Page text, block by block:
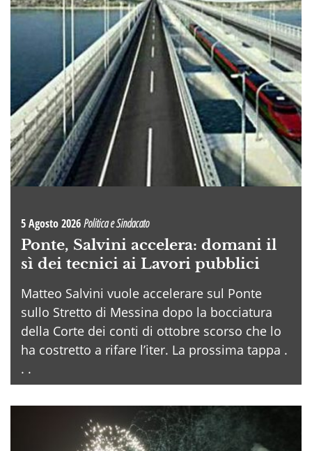
5 Agosto 2026Politica e Sindacato
Ponte, Salvini accelera: domani il
sì dei tecnici ai Lavori pubblici
Matteo Salvini vuole accelerare sul Ponte
sullo Stretto di Messina dopo la bocciatura
della Corte dei conti di ottobre scorso che lo
ha costretto a rifare l’iter. La prossima tappa .
. .